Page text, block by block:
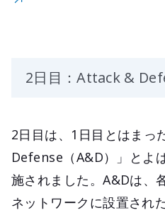
2日目：Attack &
2日目は、1日目とはま
Defense（A&D）」とよ
施されました。A&Dは、
ネットワークに設置され